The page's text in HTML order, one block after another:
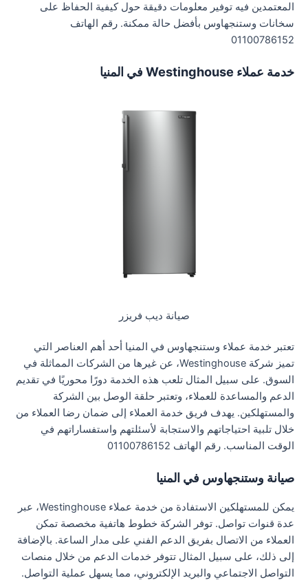
المعتمدين فيه توفير معلومات دقيقة حول كيفية الحفاظ على
سخانات وستنجهاوس بأفضل حالة ممكنة. رقم الهاتف
01100786152
خدمة عملاء Westinghouse في المنيا
صيانة ديب فريزر
تعتبر خدمة عملاء وستنجهاوس في المنيا أحد أهم العناصر التي
تميز شركة Westinghouse، عن غيرها من الشركات المماثلة في
السوق. على سبيل المثال تلعب هذه الخدمة دورًا محوريًا في تقديم
الدعم والمساعدة للعملاء، وتعتبر حلقة الوصل بين الشركة
والمستهلكين. يهدف فريق خدمة العملاء إلى ضمان رضا العملاء من
خلال تلبية احتياجاتهم والاستجابة لأسئلتهم واستفساراتهم في
الوقت المناسب. رقم الهاتف 01100786152
صيانة وستنجهاوس في المنيا
يمكن للمستهلكين الاستفادة من خدمة عملاء Westinghouse، عبر
عدة قنوات تواصل. توفر الشركة خطوط هاتفية مخصصة تمكن
العملاء من الاتصال بفريق الدعم الفني على مدار الساعة. بالإضافة
إلى ذلك، على سبيل المثال تتوفر خدمات الدعم من خلال منصات
التواصل الاجتماعي والبريد الإلكتروني، مما يسهل عملية التواصل.